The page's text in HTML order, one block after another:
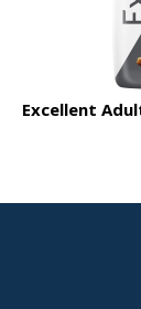
Excellent